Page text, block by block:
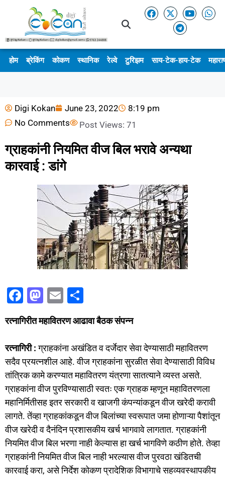
होम ब्रेकिंग कोकण स्थानिक रेल्वे टुरिझम साय-टेक-हाय-टेक
Digi Kokan June 23, 2022
8:19 pm
No Comments
Post Views: 71
ग्राहकांनी नियमित वीज बिल भरावे अन्यथा
कारवाई : डांगे
F
a
c
e
b
o
o
k
M
a
st
o
d
o
n
E
ai
l
ar
e
रत्नागिरीत महावितरणआढावा बैठक संपन्न
रत्नागिरी :ग्राहकांना अखंडित व दर्जेदार सेवा देण्यासाठी महावितरण
सदैव प्रयत्नशील आहे. वीज ग्राहकांना सुरळीत सेवा देण्यासाठी विविध
तांत्रिक कामे करण्यात महावितरण यंत्रणा सातत्याने व्यस्त असते.
ग्राहकांना वीज पुरविण्यासाठी स्वतः एक ग्राहक म्हणून महावितरणला
महानिर्मितीसह इतर सरकारी व खाजगी कंपन्यांकडून वीज खरेदी करावी
लागते. तेंव्हा ग्राहकांकडून वीज बिलांच्या स्वरूपात जमा होणाऱ्या पैशांतून
वीज खरेदी व दैनंदिन प्रशासकीय खर्च भागवावे लागतात. ग्राहकांनी
नियमित वीज बिल भरणा नाही केल्यास हा खर्च भागविणे कठीण होते. तेव्हा
ग्राहकांनी नियमित वीज बिल नाही भरल्यास वीज पुरवठा खंडितची
कारवाई करा, असे निर्देश कोकण प्रादेशिक विभागाचे सहव्यवस्थापकीय